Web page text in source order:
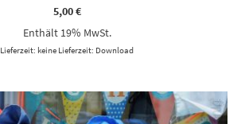
5,00€
Enthält 19% MwSt.
Lieferzeit: keine Lieferzeit: Download